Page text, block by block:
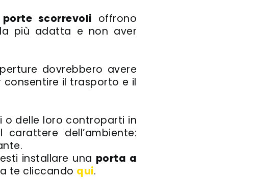
porte scorrevoli offrono
più adatta e non aver
dovrebbero avere
consentire il trasporto e il
o delle loro controparti in
dell’ambiente:
installare una porta a
te cliccando qui.